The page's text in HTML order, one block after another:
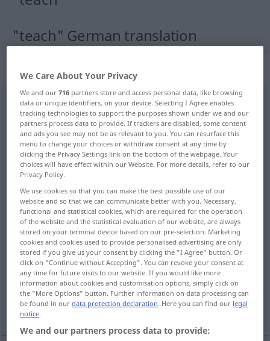
"teach" German translation
„teach“ : transitive verb
teach [tiːʧ]v/t <prätu.pperftaught [tɔːt]>
Overview of all translations
(For more details, click/tap on the translation)
lehren, unterrichten, Unterricht geben in
lehren, unterrichten, -weisen, Unterricht
geben in
zeigen, beibringen, belehren
dressieren, abrichten
unterrichten in an
We Care About Your Privacy
We and our716 partners store and access personal data, like browsing
data or unique identifiers, on your device. Selecting I Agree enables
tracking technologies to support the purposes shown under we and our
partners process data to provide. If trackers are disabled, some content
and ads you see may not be as relevant to you. You can resurface this
menu to change your choices or withdraw consent at any time by
clicking the Privacy Settings link on the bottom of the webpage. Your
choices will have effect within our Website. For more details, refer to our
Privacy Policy.
We use cookies so that you can make the best possible use of our
website and so that we can communicate better with you. Necessary,
functional and statistical cookies, which are required for the operation
of the website and the statistical evaluation of our website, are always
stored on your terminal device based on our pre-selection. Marketing
cookies and cookies used to provide personalised advertising are only
stored if you give us your consent by clicking the "I Agree" button. Or
click on "Continue without Accepting". You can revoke your consent at
any time for future visits to our website. If you would like more
information about cookies and customisation options, simply click on
the "More Options" button. Further information on data processing can
be found in ourdata protection declaration. Here you can find our legal
notice.
We and our partners process data to provide: